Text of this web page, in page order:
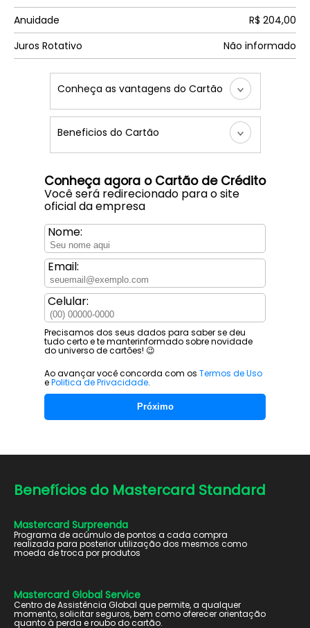
Anuidade
R$ 204,00
Juros Rotativo
Não informado
Conheça as vantagens do Cartão
Beneficios do Cartão
Conheça agora o Cartão de Crédito
Você será redirecionado para o site
oficial da empresa
Nome:
Email:
Celular:
Precisamos dos seus dados para saber se deu
tudo certo e te manterinformado sobre novidade
do universo de cartões! 😉
Ao avançar você concorda com os Termos de Uso
ePolitica de Privacidade.
Próximo
Benefícios do Mastercard Standard
Mastercard Surpreenda
Programa de acúmulo de pontos a cada compra
realizada para posterior utilização dos mesmos como
moeda de troca por produtos
Mastercard Global Service
Centro de Assistência Global que permite, a qualquer
momento, solicitar seguros, bem como oferecer orientação
quanto à perda e roubo do cartão.